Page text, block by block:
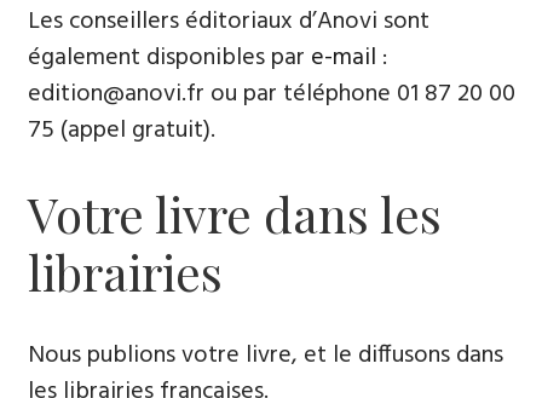
Les conseillers éditoriaux d’Anovi sont
également disponibles par e-mail :
edition@anovi.fr ou par téléphone ​​0​1 87 20 00
75 (appel gratuit).
Votre livre dans les
librairies
Nous publions votre livre, et le diffusons dans